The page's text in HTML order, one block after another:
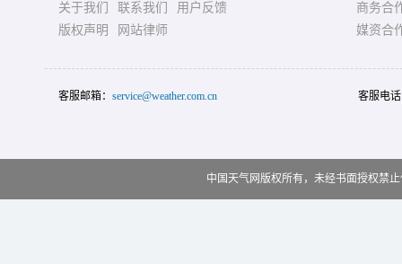
关于我们 联系我们
用户反馈
版权声明
网站律师
商务合
媒资合
客服邮箱： service@weather.com.cn 客服电
中国天气网版权所有，未经书面授权